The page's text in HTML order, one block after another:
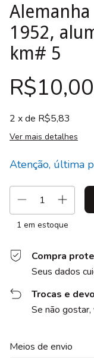
1952,
km# 5
R$10,00
2 x de R$5,83
Ver mais detalhes
Atenção, última
1 em estoque
Compra
Seus dados
Trocas e
Se não
Entregas para o CEP:
Meios de envio